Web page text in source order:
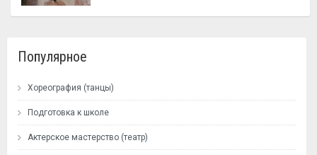
Популярное
Хореография (танцы)
Подготовка к школе
Актерское мастерство (театр)